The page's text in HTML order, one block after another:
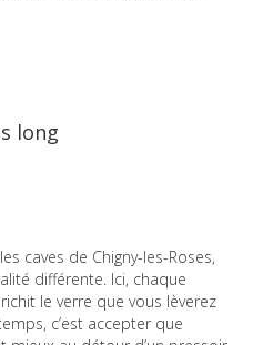
long
caves de Chigny-les-Roses,
différente. Ici, chaque
le verre que vous lèverez
c’est accepter que